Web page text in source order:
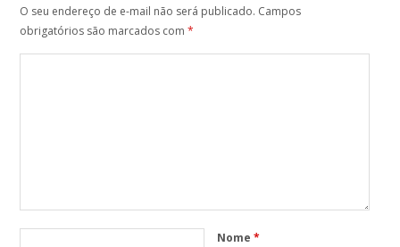
O seu endereço de e-mail não será publicado. Campos
obrigatórios são marcados com *
Nome *